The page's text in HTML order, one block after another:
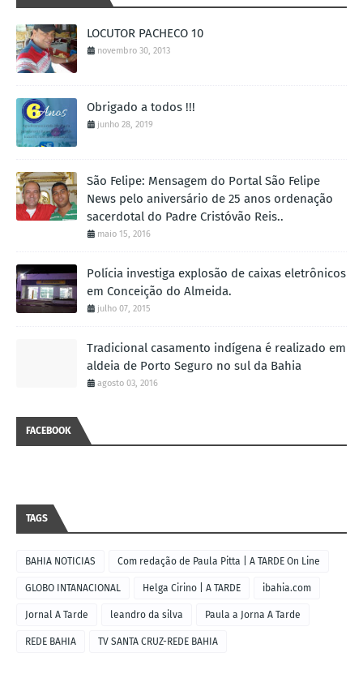
LOCUTOR PACHECO 10
novembro 30, 2013
Obrigado a todos !!!
junho 28, 2019
São Felipe: Mensagem do Portal São Felipe
News pelo aniversário de 25 anos ordenação
sacerdotal do Padre Cristóvão Reis..
maio 15, 2016
Polícia investiga explosão de caixas eletrônicos
em Conceição do Almeida.
julho 07, 2015
Tradicional casamento indígena é realizado em
aldeia de Porto Seguro no sul da Bahia
agosto 03, 2016
FACEBOOK
TAGS
BAHIA NOTICIAS Com redação de Paula Pitta | A TARDE On Line
GLOBO INTANACIONAL Helga Cirino | A TARDE ibahia.com
Jornal A Tarde leandro da silva Paula a Jorna A Tarde
REDE BAHIA TV SANTA CRUZ-REDE BAHIA